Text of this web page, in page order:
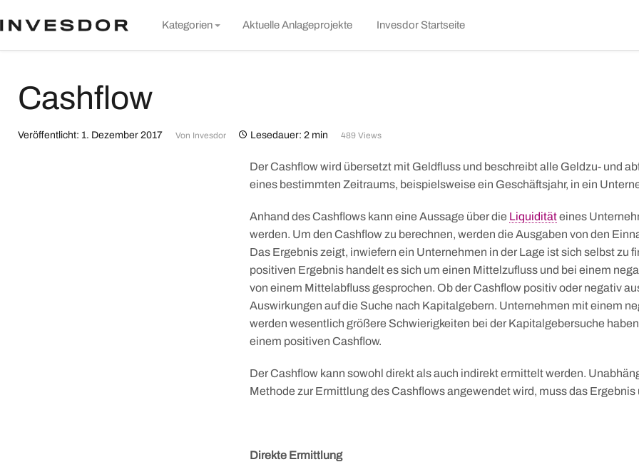
to
Kategorien Aktuelle Anlageprojekte Invesdor Startseite
Cashflow
Veröffentlicht: 1. Dezember 2017 Von Invesdor Lesedauer: 2 min 489 Views
Der Cashflow wird übersetzt mit Geldfluss und beschreibt alle Geldzu- und
eines bestimmten Zeitraums, beispielsweise ein Geschäftsjahr, in ein
Anhand des Cashflows kann eine Aussage über die Liquiditäteines
werden. Um den Cashflow zu berechnen, werden die Ausgaben von den
Das Ergebnis zeigt, inwiefern ein Unternehmen in der Lage ist sich selbst zu
positiven Ergebnis handelt es sich um einen Mittelzufluss und bei einem
von einem Mittelabfluss gesprochen. Ob der Cashflow positiv oder negativ
Auswirkungen auf die Suche nach Kapitalgebern. Unternehmen mit einem
werden wesentlich größere Schwierigkeiten bei der Kapitalgebersuche
einem positiven Cashflow.
Der Cashflow kann sowohl direkt als auch indirekt ermittelt werden.
Methode zur Ermittlung des Cashflows angewendet wird, muss das
Direkte Ermittlung